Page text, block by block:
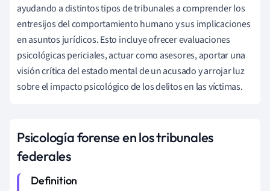
ayudando a distintos tipos de tribunales a comprender los
entresijos del comportamiento humano y sus implicaciones
en asuntos jurídicos. Esto incluye ofrecer evaluaciones
psicológicas periciales, actuar como asesores, aportar una
visión crítica del estado mental de un acusado y arrojar luz
sobre el impacto psicológico de los delitos en las víctimas.
Psicología forense en los tribunales
federales